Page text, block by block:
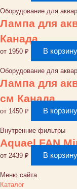
Оборудование для
Лампа для
Канада
от 1950 ₽ В корзину
Оборудование для
Лампа для
см Канада
от 1450 ₽ В корзину
Внутренние фильтры
Aquael FAN
от 2439 ₽ В корзину
Меню сайта
Каталог